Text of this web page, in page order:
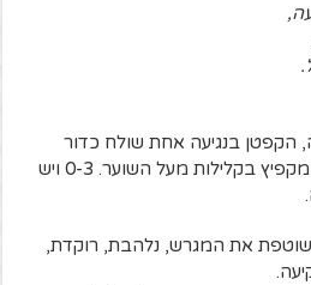
הקפטן בנגיעה אחת שולח כדור
מסובב עוקף הגנה, וסלאח מקפיץ בקלילות מעל השוער. 0-3 ויש
שוטפת את המגרש, נלהבת, רוקדת,